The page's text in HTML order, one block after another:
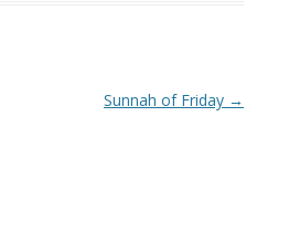
Sunnah of Friday →